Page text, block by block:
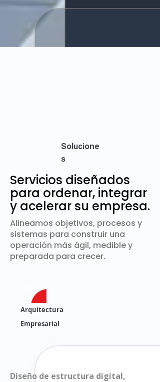
Solucione
s
Servicios diseñados
para ordenar, integrar
y acelerar su empresa.
Alineamos objetivos, procesos y
sistemas para construir una
operación más ágil, medible y
preparada para crecer.
Arquitectura
Empresarial
Diseño de estructura digital,